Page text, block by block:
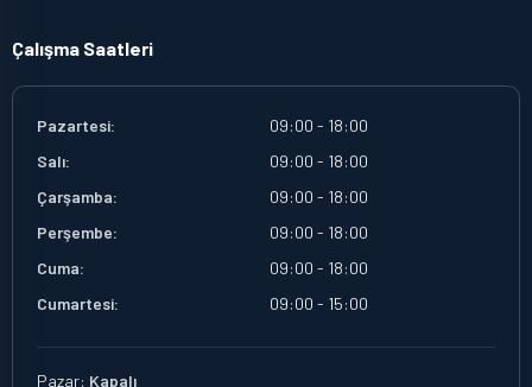
Çalışma Saatleri
Pazartesi:
09:00 - 18:00
Salı:
09:00 - 18:00
Çarşamba:
09:00 - 18:00
Perşembe:
09:00 - 18:00
Cuma:
09:00 - 18:00
Cumartesi:
09:00 - 15:00
Pazar: Kapalı